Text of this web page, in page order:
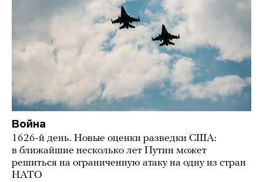
Война
1626-й день. Новые оценки разведки США:
в ближайшие несколько лет Путин может
решиться на ограниченную атаку на одну из стран
НАТО